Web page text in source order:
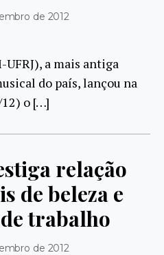
de 2012
UFRJ), a mais antiga
do país, lançou na
o […]
relação
de beleza e
trabalho
de 2012